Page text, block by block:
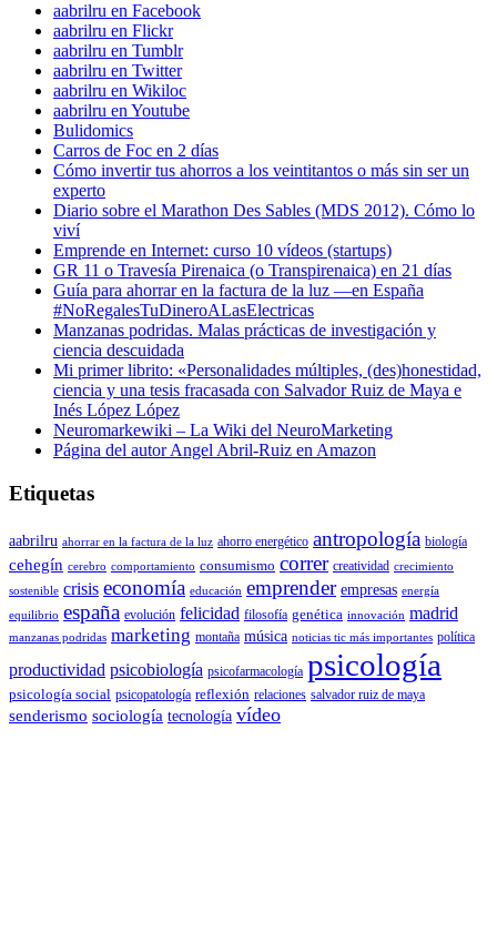
aabrilru en Facebook
aabrilru en Flickr
aabrilru en Tumblr
aabrilru en Twitter
aabrilru en Wikiloc
aabrilru en Youtube
Bulidomics
Carros de Foc en 2 días
Cómo invertir tus ahorros a los veintitantos o más sin ser un
experto
Diario sobre el Marathon Des Sables (MDS 2012). Cómo lo
viví
Emprende en Internet: curso 10 vídeos (startups)
GR 11 o Travesía Pirenaica (o Transpirenaica) en 21 días
Guía para ahorrar en la factura de la luz —en España
#NoRegalesTuDineroALasElectricas
Manzanas podridas. Malas prácticas de investigación y
ciencia descuidada
Mi primer librito: «Personalidades múltiples, (des)honestidad,
ciencia y una tesis fracasada con Salvador Ruiz de Maya e
Inés López López
Neuromarkewiki – La Wiki del NeuroMarketing
Página del autor Angel Abril-Ruiz en Amazon
Etiquetas
aabrilru ahorrar en la factura de la luz ahorro energético antropología biología
cehegín cerebro comportamiento consumismo correr creatividad crecimiento
sostenible crisis economía educación emprender empresas energía
equilibrio españa evolución felicidad filosofía genética innovación madrid
manzanas podridas marketing montaña música noticias tic más importantes política
productividad psicobiología psicofarmacología psicología
psicología social psicopatología reflexión relaciones salvador ruiz de maya
senderismo sociología tecnología vídeo